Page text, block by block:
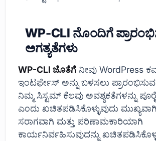
WP-CLI ನೊಂದಿಗೆ
ಅಗತ್ಯತೆಗಳು
WP-CLI ಜೊತೆಗೆ ನೀವು WordPress
ಇಂಟರ್ಫೇಸ್ ಅನ್ನು ಬಳಸಲು
ನಿಮ್ಮ ಸಿಸ್ಟಮ್ ಕೆಲವು ಅವಶ್ಯಕತೆಗಳನ್ನು
ಎಂದು ಖಚಿತಪಡಿಸಿಕೊಳ್ಳುವುದು
ಸರಾಗವಾಗಿ ಮತ್ತು ಪರಿಣಾಮಕಾರಿಯಾಗಿ
ಕಾರ್ಯನಿರ್ವಹಿಸುವುದನ್ನು